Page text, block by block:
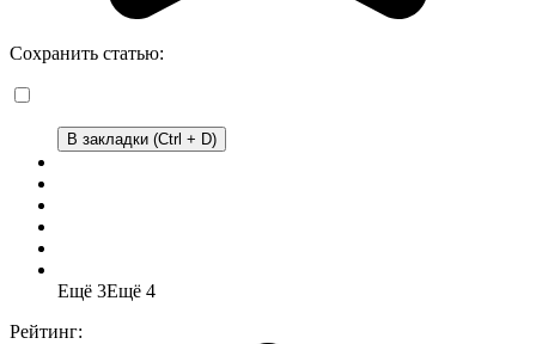
Сохранить статью:
В закладки (Ctrl + D)
Ещё 3Ещё 4
Рейтинг: